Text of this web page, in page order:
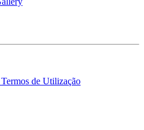
de Utilização